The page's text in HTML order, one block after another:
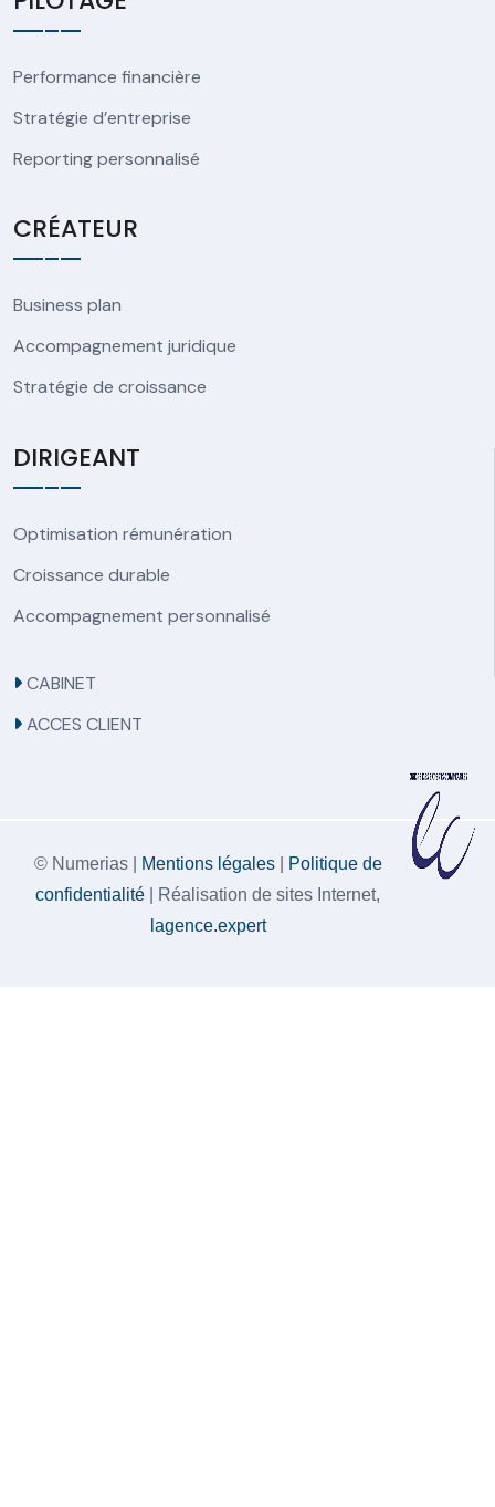
Performance financière
Stratégie d’entreprise
Reporting personnalisé
CRÉATEUR
Business plan
Accompagnement juridique
Stratégie de croissance
DIRIGEANT
Optimisation rémunération
Croissance durable
Accompagnement personnalisé
CABINET
ACCES CLIENT
© Numerias | Mentions légales|
Politique de
confidentialité | Réalisation de sites Internet,
lagence.expert